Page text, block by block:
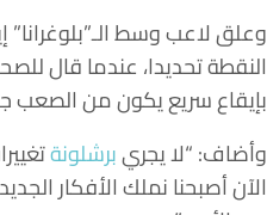
وعلق لاعب وسط
النقطة تحديدا، عندما قال
بإيقاع سريع يكون من الصعب
وأضاف: “لا يجريبرشلونة
الآن أصبحنا نملك الأفكار